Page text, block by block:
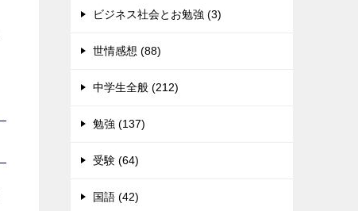
ビジネス社会とお勉強 (3)
世情感想 (88)
中学生全般 (212)
勉強 (137)
受験 (64)
国語 (42)